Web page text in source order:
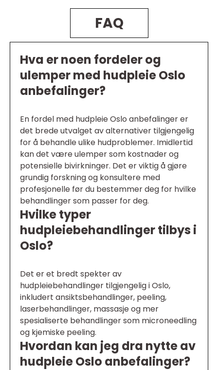
FAQ
Hva er noen fordeler og
ulemper med hudpleie Oslo
anbefalinger?
En fordel med hudpleie Oslo anbefalinger er
det brede utvalget av alternativer tilgjengelig
for å behandle ulike hudproblemer. Imidlertid
kan det være ulemper som kostnader og
potensielle bivirkninger. Det er viktig å gjøre
grundig forskning og konsultere med
profesjonelle før du bestemmer deg for hvilke
behandlinger som passer for deg.
Hvilke typer
hudpleiebehandlinger tilbys i
Oslo?
Det er et bredt spekter av
hudpleiebehandlinger tilgjengelig i Oslo,
inkludert ansiktsbehandlinger, peeling,
laserbehandlinger, massasje og mer
spesialiserte behandlinger som microneedling
og kjemiske peeling.
Hvordan kan jeg dra nytte av
hudpleie Oslo anbefalinger?